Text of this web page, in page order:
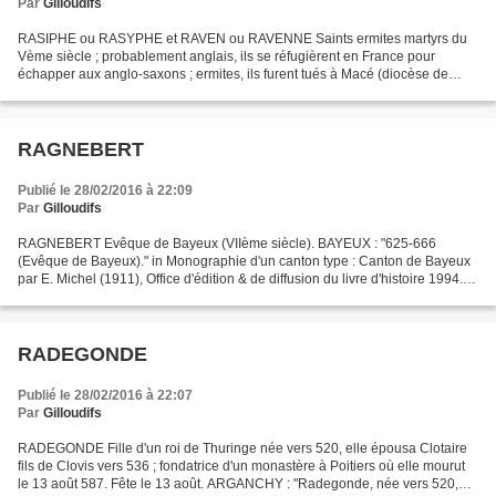
Par Gilloudifs
RASIPHE ou RASYPHE et RAVEN ou RAVENNE Saints ermites martyrs du
Vème siècle ; probablement anglais, ils se réfugièrent en France pour
échapper aux anglo-saxons ; ermites, ils furent tués à Macé (diocèse de
RAGNEBERT
Publié le 28/02/2016 à 22:09
Par Gilloudifs
RAGNEBERT Evêque de Bayeux (VIIème siècle). BAYEUX : "625-666
(Evêque de Bayeux)." in Monographie d'un canton type : Canton de Bayeux
par E. Michel (1911), Office d'édition & de diffusion du livre d'histoire 1994.
RADEGONDE
Publié le 28/02/2016 à 22:07
Par Gilloudifs
RADEGONDE Fille d'un roi de Thuringe née vers 520, elle épousa Clotaire
fils de Clovis vers 536 ; fondatrice d'un monastère à Poitiers où elle mourut
le 13 août 587. Fête le 13 août. ARGANCHY : "Radegonde, née vers 520,